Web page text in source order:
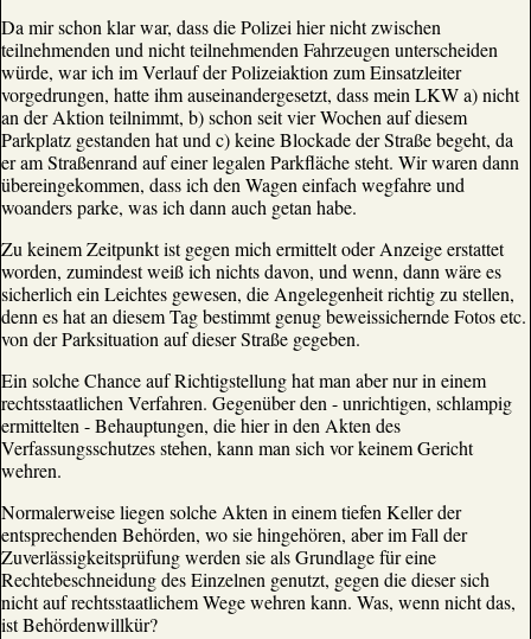
Da mir schon klar war, dass die Polizei hier nicht zwischen
teilnehmenden und nicht teilnehmenden Fahrzeugen unterscheiden
würde, war ich im Verlauf der Polizeiaktion zum Einsatzleiter
vorgedrungen, hatte ihm auseinandergesetzt, dass mein LKW a) nicht
an der Aktion teilnimmt, b) schon seit vier Wochen auf diesem
Parkplatz gestanden hat und c) keine Blockade der Straße begeht, da
er am Straßenrand auf einer legalen Parkfläche steht. Wir waren dann
übereingekommen, dass ich den Wagen einfach wegfahre und
woanders parke, was ich dann auch getan habe.
Zu keinem Zeitpunkt ist gegen mich ermittelt oder Anzeige erstattet
worden, zumindest weiß ich nichts davon, und wenn, dann wäre es
sicherlich ein Leichtes gewesen, die Angelegenheit richtig zu stellen,
denn es hat an diesem Tag bestimmt genug beweissichernde Fotos etc.
von der Parksituation auf dieser Straße gegeben.
Ein solche Chance auf Richtigstellung hat man aber nur in einem
rechtsstaatlichen Verfahren. Gegenüber den - unrichtigen, schlampig
ermittelten - Behauptungen, die hier in den Akten des
Verfassungsschutzes stehen, kann man sich vor keinem Gericht
wehren.
Normalerweise liegen solche Akten in einem tiefen Keller der
entsprechenden Behörden, wo sie hingehören, aber im Fall der
Zuverlässigkeitsprüfung werden sie als Grundlage für eine
Rechtebeschneidung des Einzelnen genutzt, gegen die dieser sich
nicht auf rechtsstaatlichem Wege wehren kann. Was, wenn nicht das,
ist Behördenwillkür?